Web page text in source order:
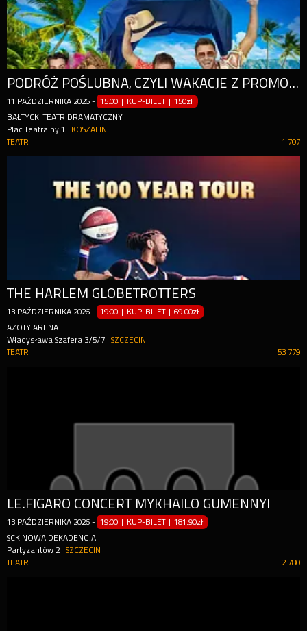
PODRÓŻ POŚLUBNA, CZYLI WAKACJE Z PROMOCJI
11 PAŹDZIERNIKA 2026 - 15:00 | KUP-BILET |150zł
BAŁTYCKI TEATR DRAMATYCZNY
Plac Teatralny 1
KOSZALIN
1 707
TEATR
THE HARLEM GLOBETROTTERS
13 PAŹDZIERNIKA 2026 - 19:00 | KUP-BILET |69.00zł
AZOTY ARENA
Władysława Szafera 3/5/7
SZCZECIN
53 779
TEATR
LE.FIGARO CONCERT MYKHAILO GUMENNYI
13 PAŹDZIERNIKA 2026 - 19:00 | KUP-BILET |181.90zł
SCK NOWA DEKADENCJA
Partyzantów 2
SZCZECIN
2 780
TEATR